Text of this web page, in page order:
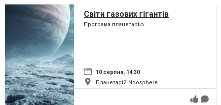
Світи газових гігантів
Програма планетарію
10 серпня, 14:30
Планетарій Noosphere